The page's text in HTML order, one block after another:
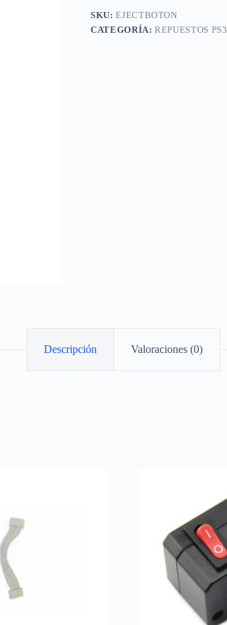
SKU:EJECTBOTON
CATEGORÍA:REPUESTOS PS3
Descripción Valoraciones (0)